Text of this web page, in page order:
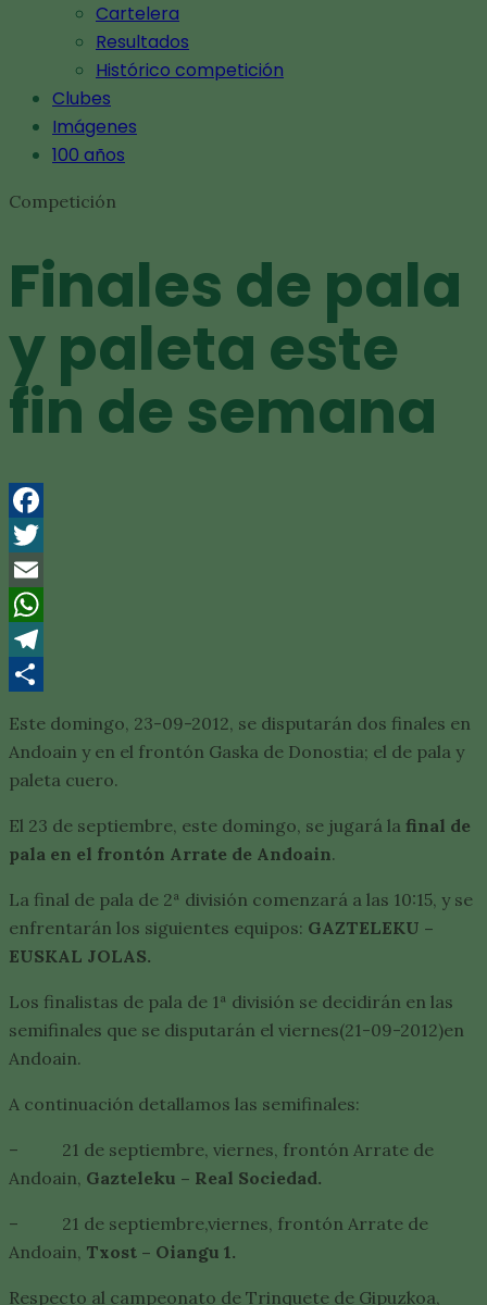
Cartelera
Resultados
Histórico competición
Clubes
Imágenes
100 años
Competición
Finales de pala
y paleta este
fin de semana
Facebook
Twitter
Email
WhatsApp
Telegram
Este domingo, 23-09-2012, se disputarán dos finales en
Andoain y en el frontón Gaska de Donostia; el de pala y
paleta cuero.
El 23 de septiembre, este domingo, se jugará la final de
pala en el frontón Arrate de Andoain.
La final de pala de 2ª división comenzará a las 10:15, y se
enfrentarán los siguientes equipos: GAZTELEKU –
EUSKAL JOLAS.
Los finalistas de pala de 1ª división se decidirán en las
semifinales que se disputarán el viernes(21-09-2012)en
Andoain.
A continuación detallamos las semifinales:
– 21 de septiembre, viernes, frontón Arrate de
Andoain, Gazteleku – Real Sociedad.
– 21 de septiembre,viernes, frontón Arrate de
Andoain, Txost – Oiangu 1.
Respecto al campeonato de Trinquete de Gipuzkoa,